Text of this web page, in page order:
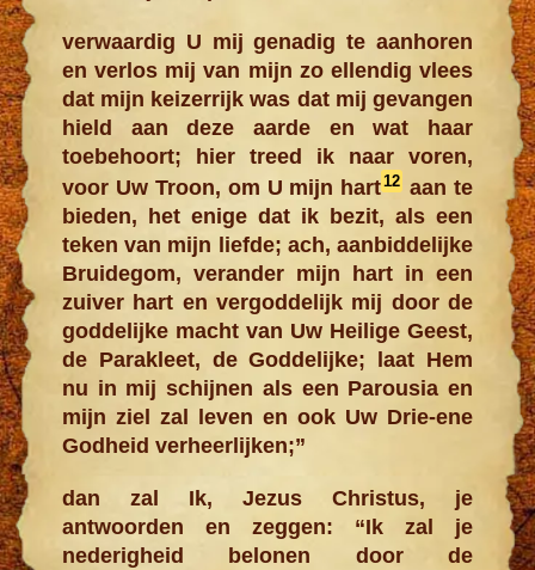
verwaardig U mij genadig te aanhoren
en verlos mij van mijn zo ellendig vlees
dat mijn keizerrijk was dat mij gevangen
hield aan deze aarde en wat haar
toebehoort; hier treed ik naar voren,
voor Uw Troon, om U mijn hart12 aan te
bieden, het enige dat ik bezit, als een
teken van mijn liefde; ach, aanbiddelijke
Bruidegom, verander mijn hart in een
zuiver hart en vergoddelijk mij door de
goddelijke macht van Uw Heilige Geest,
de Parakleet, de Goddelijke; laat Hem
nu in mij schijnen als een Parousia en
mijn ziel zal leven en ook Uw Drie-ene
Godheid verheerlijken;”
dan zal Ik, Jezus Christus, je
antwoorden en zeggen: “Ik zal je
nederigheid belonen door de